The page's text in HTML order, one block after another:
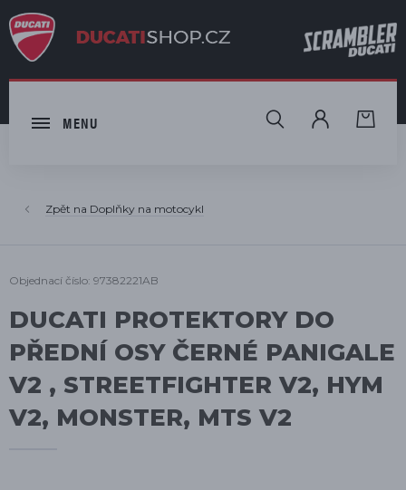
MENU HLEDAT
Doplňky na motocykl
Objednací číslo: 97382221AB
DUCATI PROTEKTORY DO
PŘEDNÍ OSY ČERNÉ PANIGALE
V2 , STREETFIGHTER V2, HYM
V2, MONSTER, MTS V2